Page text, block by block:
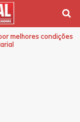
melhores condições